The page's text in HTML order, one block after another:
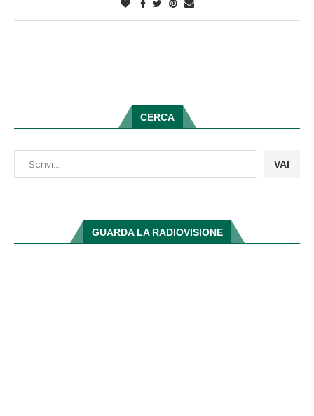
CERCA
VAI
GUARDA LA RADIOVISIONE